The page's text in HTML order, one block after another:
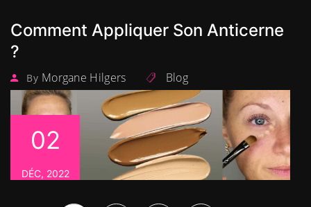
Comment Appliquer Son Anticerne
?
By Morgane Hilgers Blog
02
DÉC, 2022